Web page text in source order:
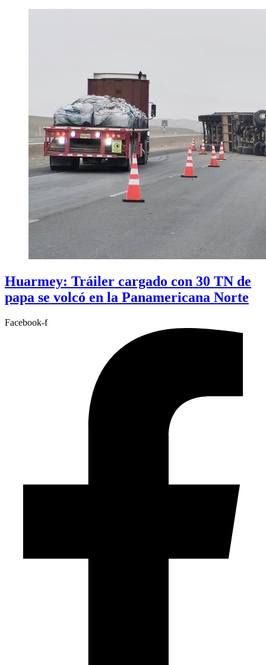
Huarmey: Tráiler cargado con 30 TN de
papa se volcó en la Panamericana Norte
Facebook-f